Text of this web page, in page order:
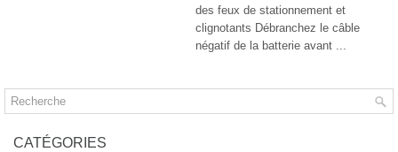
des feux de stationnement et
clignotants Débranchez le câble
négatif de la batterie avant ...
CATÉGORIES